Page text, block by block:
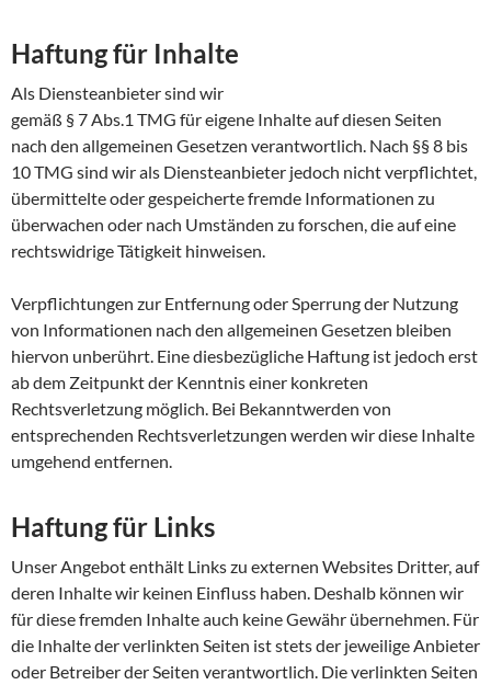
Haftung für Inhalte
Als Diensteanbieter sind wir
gemäß § 7 Abs.1 TMG für eigene Inhalte auf diesen Seiten
nach den allgemeinen Gesetzen verantwortlich. Nach §§ 8 bis
10 TMG sind wir als Diensteanbieter jedoch nicht verpflichtet,
übermittelte oder gespeicherte fremde Informationen zu
überwachen oder nach Umständen zu forschen, die auf eine
rechtswidrige Tätigkeit hinweisen.
Verpflichtungen zur Entfernung oder Sperrung der Nutzung
von Informationen nach den allgemeinen Gesetzen bleiben
hiervon unberührt. Eine diesbezügliche Haftung ist jedoch erst
ab dem Zeitpunkt der Kenntnis einer konkreten
Rechtsverletzung möglich. Bei Bekanntwerden von
entsprechenden Rechtsverletzungen werden wir diese Inhalte
umgehend entfernen.
Haftung für Links
Unser Angebot enthält Links zu externen Websites Dritter, auf
deren Inhalte wir keinen Einfluss haben. Deshalb können wir
für diese fremden Inhalte auch keine Gewähr übernehmen. Für
die Inhalte der verlinkten Seiten ist stets der jeweilige Anbieter
oder Betreiber der Seiten verantwortlich. Die verlinkten Seiten